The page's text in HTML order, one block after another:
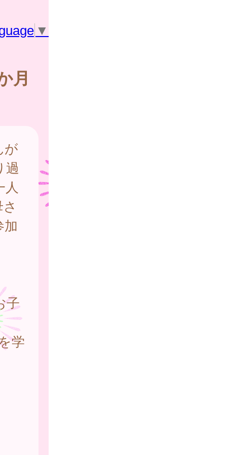
▼
月
が
過
加
子
学